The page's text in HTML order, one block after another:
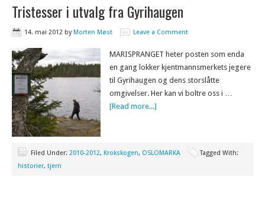
Tristesser i utvalg fra Gyrihaugen
14. mai 2012 byMorten Møst Leave a Comment
MARISPRANGET heter posten som enda
en gang lokker kjentmannsmerkets jegere
til Gyrihaugen og dens storslåtte
omgivelser. Her kan vi boltre oss i …
[Read more...]
Filed Under: 2010-2012, Krokskogen, OSLOMARKA
Tagged With:
historier, tjern